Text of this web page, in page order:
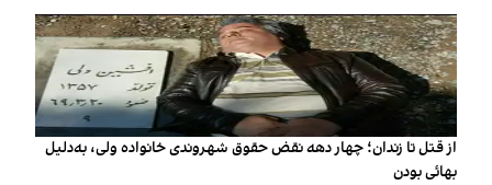
از قتل تا زندان؛ چهار دهه نقض حقوق شهروندی خانواده ولی، به‌دلیل
بهائی بودن